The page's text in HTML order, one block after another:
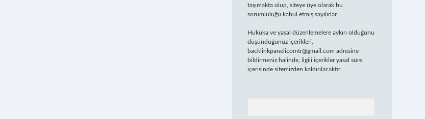
taşımakta olup, siteye üye olarak bu
sorumluluğu kabul etmiş sayılırlar.
Hukuka ve yasal düzenlemelere aykırı olduğunu
düşündüğünüz içerikleri,
backlinkpanelicomtr@gmail.com adresine
bildirmeniz halinde, ilgili içerikler yasal süre
içerisinde sitemizden kaldırılacaktır.